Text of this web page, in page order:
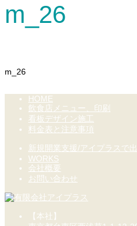
m_26
m_26
HOME
飲食店メニュー、印刷
看板デザイン施工
料金表と注意事項
新規開業支援/アイプラスで
WORKS
会社概要
お問い合わせ
【本社】